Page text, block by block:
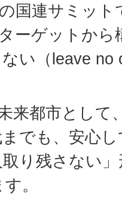
国連サミッ
ーゲットから
ない（leave
来都市として
でも、安心
り残さない
。